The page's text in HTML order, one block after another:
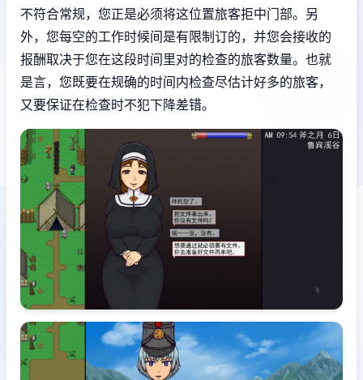
不符合常规，您正是必须将这位置旅客拒中门部。另
外，您每空的工作时候间是有限制订的，并您会接收的
报酬取决于您在这段时间里对的检查的旅客数量。也就
是言，您既要在规确的时间内检查尽估计好多的旅客，
又要保证在检查时不犯下降差错。